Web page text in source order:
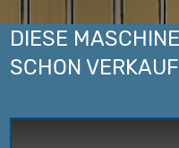
DIESE
SCHON